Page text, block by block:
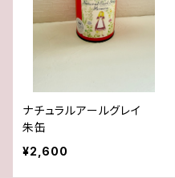
ナチュラルアールグレイ
朱缶
¥2,600